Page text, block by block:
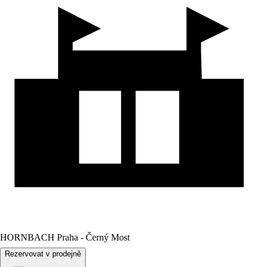
HORNBACH Praha - Černý Most
Rezervovat v prodejně